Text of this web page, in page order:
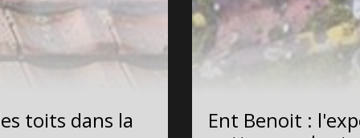
toits dans la
Ent Benoit :